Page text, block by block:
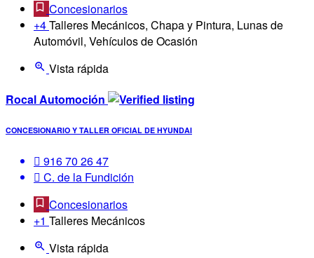
Concesionarios
+4Talleres Mecánicos, Chapa y Pintura, Lunas de
Automóvil, Vehículos de Ocasión
Vista rápida
Rocal Automoción
CONCESIONARIO Y TALLER OFICIAL DE HYUNDAI
916 70 26 47
C. de la Fundición
Concesionarios
+1 Talleres Mecánicos
Vista rápida